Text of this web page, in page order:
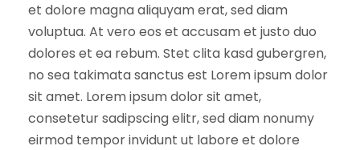
et dolore magna aliquyam erat, sed diam
voluptua. At vero eos et accusam et justo duo
dolores et ea rebum. Stet clita kasd gubergren,
no sea takimata sanctus est Lorem ipsum dolor
sit amet. Lorem ipsum dolor sit amet,
consetetur sadipscing elitr, sed diam nonumy
eirmod tempor invidunt ut labore et dolore